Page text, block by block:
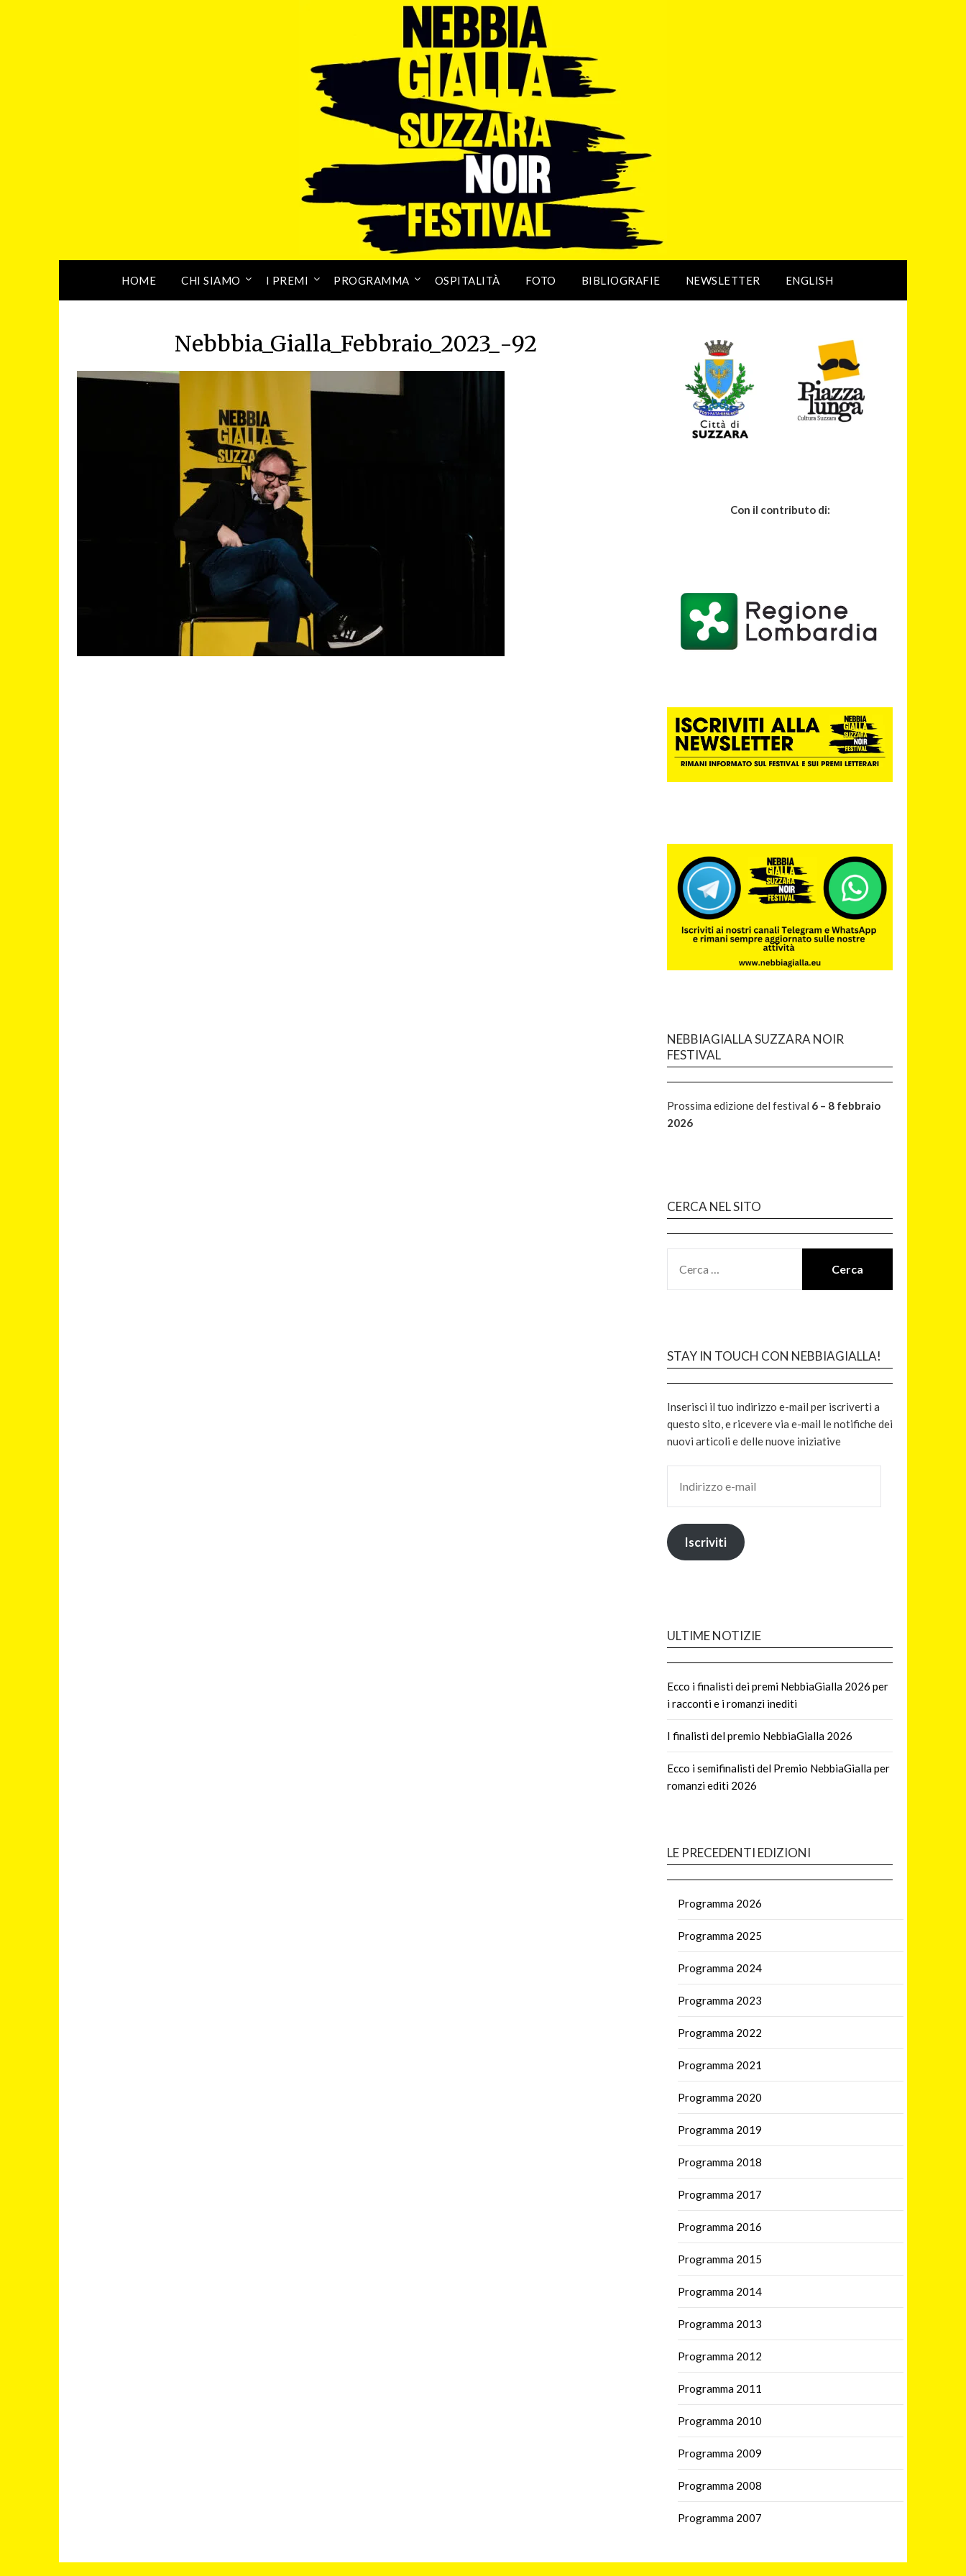
HOME CHI SIAMO I PREMI PROGRAMMA OSPITALITÀ FOTO BIBLIOGRAFIE NEWSLETTER ENGLISH
Nebbbia_Gialla_Febbraio_2023_-92
Con il contributo di:
NEBBIAGIALLA SUZZARA NOIR
FESTIVAL
Prossima edizione del festival 6 – 8 febbraio
2026
CERCA NEL SITO
STAY IN TOUCH CON NEBBIAGIALLA!
Inserisci il tuo indirizzo e-mail per iscriverti a
questo sito, e ricevere via e-mail le notifiche dei
nuovi articoli e delle nuove iniziative
Iscriviti
ULTIME NOTIZIE
Ecco i finalisti dei premi NebbiaGialla 2026 per
i racconti e i romanzi inediti
I finalisti del premio NebbiaGialla 2026
Ecco i semifinalisti del Premio NebbiaGialla per
romanzi editi 2026
LE PRECEDENTI EDIZIONI
Programma 2026
Programma 2025
Programma 2024
Programma 2023
Programma 2022
Programma 2021
Programma 2020
Programma 2019
Programma 2018
Programma 2017
Programma 2016
Programma 2015
Programma 2014
Programma 2013
Programma 2012
Programma 2011
Programma 2010
Programma 2009
Programma 2008
Programma 2007